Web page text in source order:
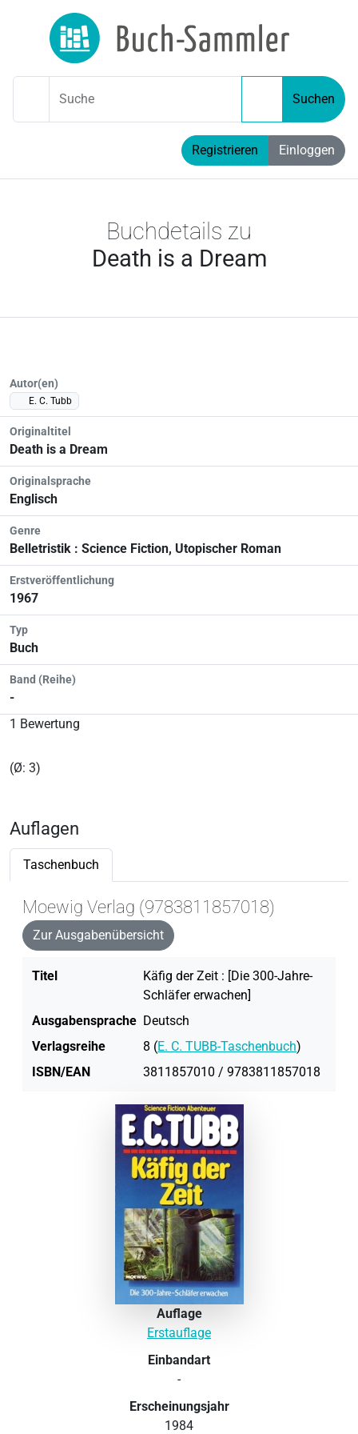
Suche Suchen
Registrieren Einloggen
Buchdetails zu
Death is a Dream
Autor(en)
E. C. Tubb
Originaltitel
Death is a Dream
Originalsprache
Englisch
Genre
Belletristik : Science Fiction, Utopischer Roman
Erstveröffentlichung
1967
Typ
Buch
Band (Reihe)
-
1 Bewertung
(Ø: 3)
Auflagen
Taschenbuch
Moewig Verlag (9783811857018)
Zur Ausgabenübersicht
Titel
Käfig der Zeit : [Die 300-Jahre-
Schläfer erwachen]
Ausgabensprache Deutsch
Verlagsreihe
8 (E. C. TUBB-Taschenbuch)
ISBN/EAN
3811857010 / 9783811857018
Auflage
Erstauflage
Einbandart
-
Erscheinungsjahr
1984